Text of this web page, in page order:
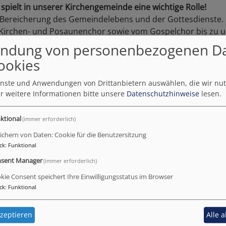
in unserer Kirchengemeinde eine wichtige Rolle!
des Gemeindelebens und der Gottesdienste.
und Posaunenchor sowie vom Gospelchor bis zu
hier alle Generationen mit und für jeden gibt es das
der Chöre mitzuwirken?
bei den entsprechenden Angeboten.
wir uns über viele Besucher in den Gottesdiensten, bei
in unserem Gemeindemitteilungsblatt oder hier auf
Seiten finden Sie unsere Kontaktdaten.
von personenbezogenen
und Anwendungen von Drittanbietern auswählen, die wir
weitere Informationen bitte unsere Datenschutzhinweise lesen.
(immer erforderlich)
von Daten: Cookie für die Benutzersitzung
: Funktional
Manager(immer erforderlich)
Consent speichert Ihre Einwilligungsstatus im Browser
: Funktional
Alle